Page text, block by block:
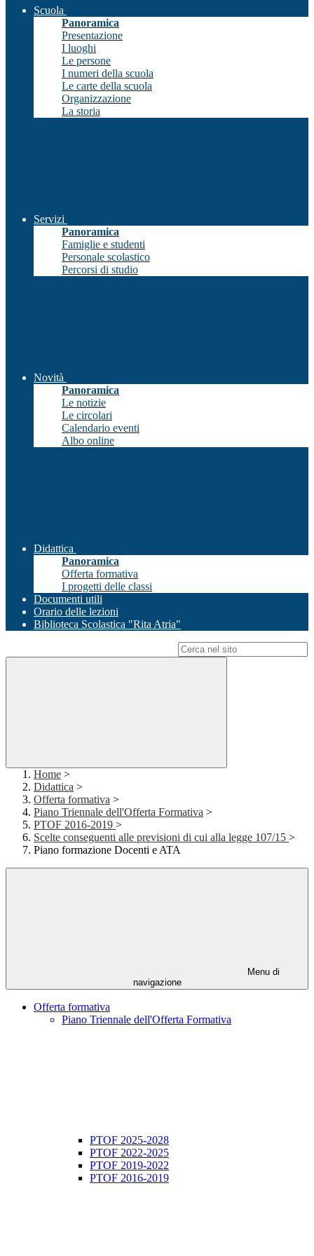
Scuola
Panoramica
Presentazione
I luoghi
Le persone
I numeri della scuola
Le carte della scuola
Organizzazione
La storia
Servizi
Panoramica
Famiglie e studenti
Personale scolastico
Percorsi di studio
Novità
Panoramica
Le notizie
Le circolari
Calendario eventi
Albo online
Didattica
Panoramica
Offerta formativa
I progetti delle classi
Documenti utili
Orario delle lezioni
Biblioteca Scolastica "Rita Atria"
Home >
Didattica >
Offerta formativa >
Piano Triennale dell'Offerta Formativa >
PTOF 2016-2019 >
Scelte conseguenti alle previsioni di cui alla legge 107/15 >
Piano formazione Docenti e ATA
Menu di
navigazione
Offerta formativa
Piano Triennale dell'Offerta Formativa
PTOF 2025-2028
PTOF 2022-2025
PTOF 2019-2022
PTOF 2016-2019